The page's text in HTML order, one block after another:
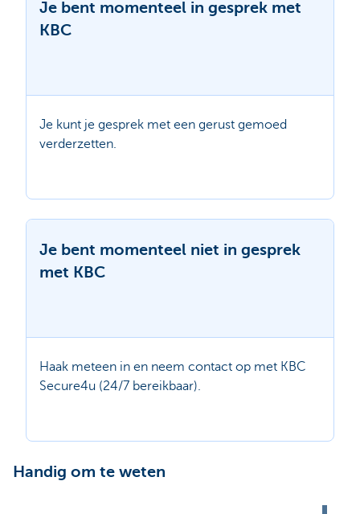
Je bent momenteel in gesprek met
KBC
Je kunt je gesprek met een gerust gemoed
verderzetten.
Je bent momenteel niet in gesprek
met KBC
Haak meteen in en neem contact op met KBC
Secure4u (24/7 bereikbaar).
Handig om te weten